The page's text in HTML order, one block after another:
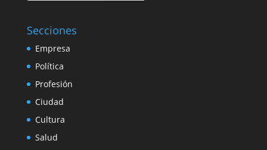
Secciones
Empresa
Política
Profesión
Ciudad
Cultura
Salud